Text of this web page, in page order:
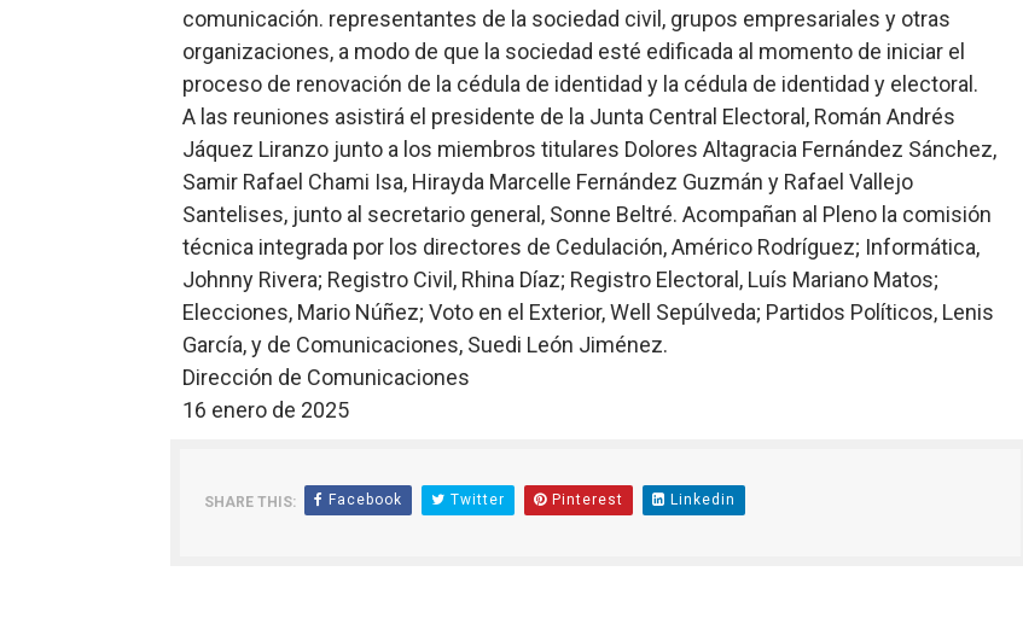
comunicación. representantes de la sociedad civil, grupos empresariales y otras
organizaciones, a modo de que la sociedad esté edificada al momento de iniciar el
proceso de renovación de la cédula de identidad y la cédula de identidad y electoral.
A las reuniones asistirá el presidente de la Junta Central Electoral, Román Andrés
Jáquez Liranzo junto a los miembros titulares Dolores Altagracia Fernández Sánchez,
Samir Rafael Chami Isa, Hirayda Marcelle Fernández Guzmán y Rafael Vallejo
Santelises, junto al secretario general, Sonne Beltré. Acompañan al Pleno la comisión
técnica integrada por los directores de Cedulación, Américo Rodríguez; Informática,
Johnny Rivera; Registro Civil, Rhina Díaz; Registro Electoral, Luís Mariano Matos;
Elecciones, Mario Núñez; Voto en el Exterior, Well Sepúlveda; Partidos Políticos, Lenis
García, y de Comunicaciones, Suedi León Jiménez.
Dirección de Comunicaciones
16 enero de 2025
SHARE THIS: Facebook Twitter Pinterest Linkedin